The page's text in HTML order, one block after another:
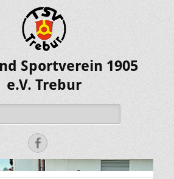
Sportverein 1905
e.V. Trebur
Facebook